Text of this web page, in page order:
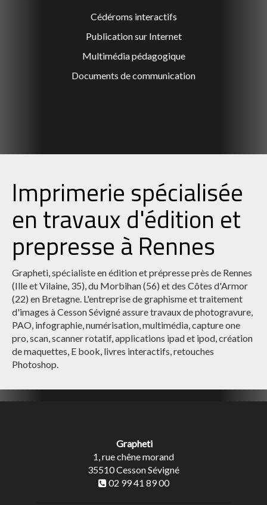
Cédéroms interactifs
Publication sur Internet
Multimédia pédagogique
Documents de communication
Imprimerie spécialisée
en travaux d'édition et
prepresse à Rennes
Grapheti, spécialiste en édition et prépresse près de Rennes
(Ille et Vilaine, 35), du Morbihan (56) et des Côtes d'Armor
(22) en Bretagne. L'entreprise de graphisme et traitement
d'images à Cesson Sévigné assure travaux de photogravure,
PAO, infographie, numérisation, multimédia, capture one
pro, scan, scanner rotatif, applications ipad et ipod, création
de maquettes, E book, livres interactifs, retouches
Photoshop.
Grapheti
1, rue chêne morand
35510Cesson Sévigné
02 99 41 89 00